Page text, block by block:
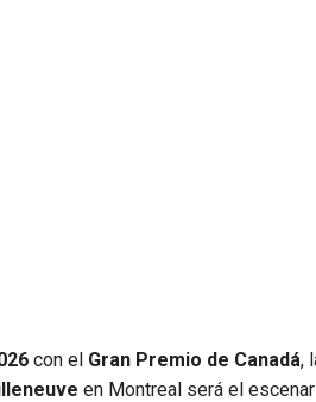
con el Gran Premio de Canadá,
en Montreal será el